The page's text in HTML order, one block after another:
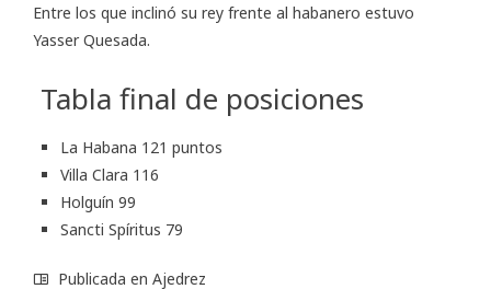
Entre los que inclinó su rey frente al habanero estuvo
Yasser Quesada.
Tabla final de posiciones
La Habana 121 puntos
Villa Clara 116
Holguín 99
Sancti Spíritus 79
Publicada en Ajedrez